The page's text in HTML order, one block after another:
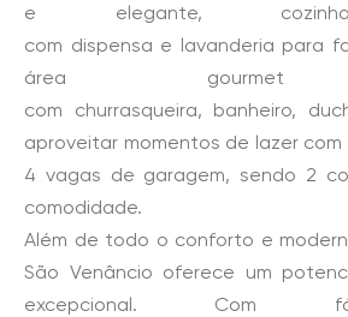
e elegante,
com dispensa e lavanderia para
área gourmet
com churrasqueira, banheiro,
aproveitar momentos de lazer com
4 vagas de garagem, sendo 2
comodidade.
Além de todo o conforto e
São Venâncio oferece um
excepcional. Com